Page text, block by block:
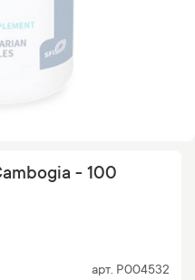
арт. P004532
- 100